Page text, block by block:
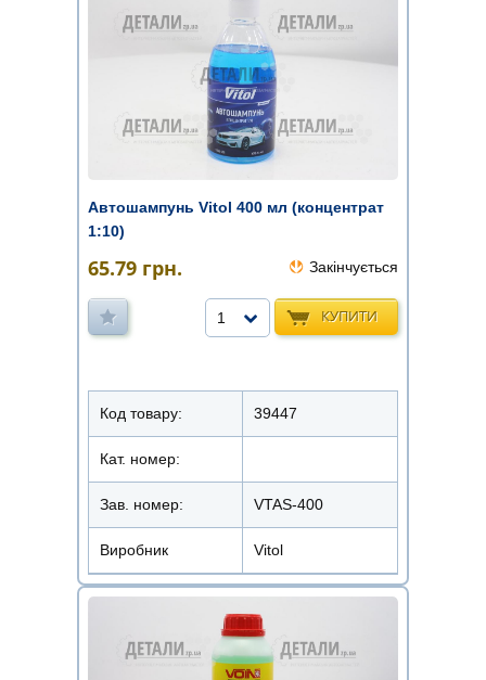
Автошампунь Vitol 400 мл (концентрат
1:10)
65.79 грн. Закінчується
КУПИТИ
1
Код товару: 39447
Кат. номер:
Зав. номер: VTAS-400
Виробник Vitol